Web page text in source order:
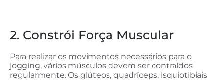
2. Constrói Força Muscular
Para realizar os movimentos necessários para o
jogging, vários músculos devem ser contraídos
regularmente. Os glúteos, quadríceps, isquiotibiais